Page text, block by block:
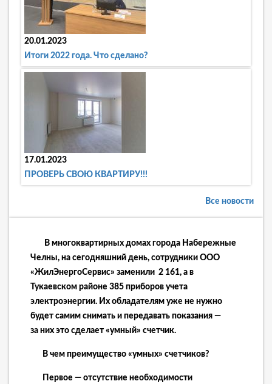
20.01.2023
Итоги 2022 года. Что сделано?
17.01.2023
ПРОВЕРЬ СВОЮ КВАРТИРУ!!!
Все новости
В многоквартирных домах города Набережные
Челны, на сегодняшний день, сотрудники ООО
«ЖилЭнергоСервис» заменили 2 161, а в
Тукаевском районе 385 приборов учета
электроэнергии. Их обладателям уже не нужно
будет самим снимать и передавать показания —
за них это сделает «умный» счетчик.
В чем преимущество «умных» счетчиков?
Первое — отсутствие необходимости